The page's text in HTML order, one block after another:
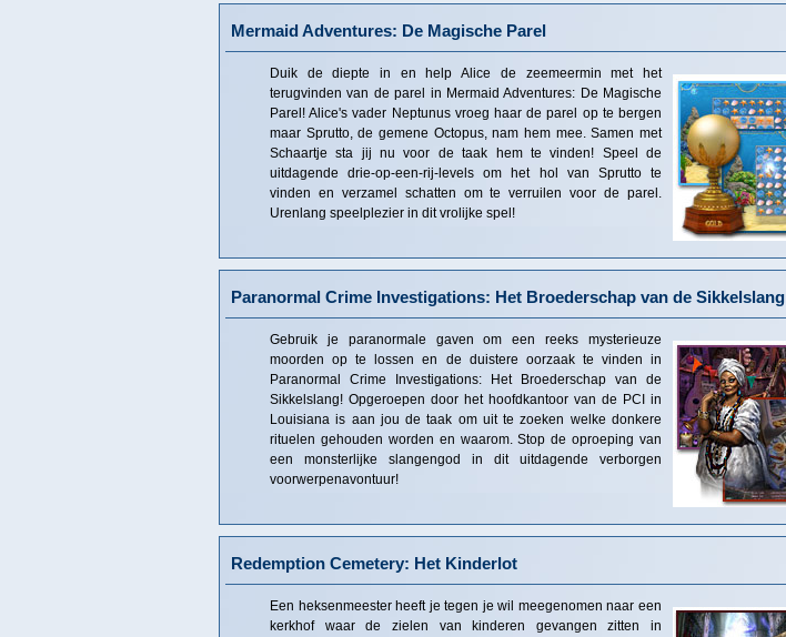
Mermaid Adventures: De Magische Parel
Duik de diepte in en help Alice de zeemeermin met het
terugvinden van de parel in Mermaid Adventures: De Magische
Parel! Alice's vader Neptunus vroeg haar de parel op te bergen
maar Sprutto, de gemene Octopus, nam hem mee. Samen met
Schaartje sta jij nu voor de taak hem te vinden! Speel de
uitdagende drie-op-een-rij-levels om het hol van Sprutto te
vinden en verzamel schatten om te verruilen voor de parel.
Urenlang speelplezier in dit vrolijke spel!
Paranormal Crime Investigations: Het Broederschap van de Sikkelslang
Gebruik je paranormale gaven om een reeks mysterieuze
moorden op te lossen en de duistere oorzaak te vinden in
Paranormal Crime Investigations: Het Broederschap van de
Sikkelslang! Opgeroepen door het hoofdkantoor van de PCI in
Louisiana is aan jou de taak om uit te zoeken welke donkere
rituelen gehouden worden en waarom. Stop de oproeping van
een monsterlijke slangengod in dit uitdagende verborgen
voorwerpenavontuur!
Redemption Cemetery: Het Kinderlot
Een heksenmeester heeft je tegen je wil meegenomen naar een
kerkhof waar de zielen van kinderen gevangen zitten in